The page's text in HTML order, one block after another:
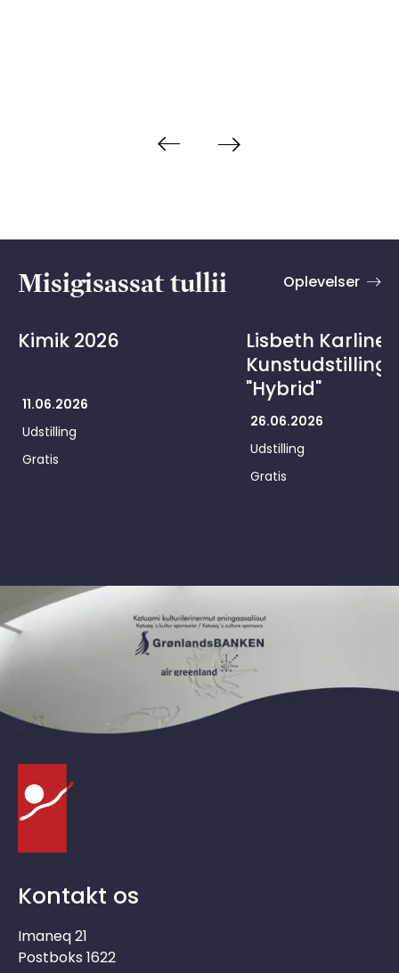
Misigisassat tullii Oplevelser
Kimik 2026
11.06.2026
Udstilling
Gratis
Lisbeth Karline
Kunstudstilling
"Hybrid"
26.06.2026
Udstilling
Gratis
Kontakt os
Imaneq 21
Postboks 1622